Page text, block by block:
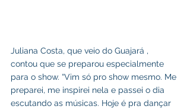
Juliana Costa, que veio do Guajará ,
contou que se preparou especialmente
para o show. “Vim só pro show mesmo. Me
preparei, me inspirei nela e passei o dia
escutando as músicas. Hoje é pra dançar